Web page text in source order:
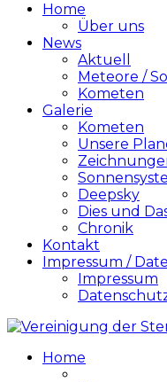
Home
Über uns
News
Aktuell
Meteore /
Kometen
Galerie
Kometen
Unsere
Deepsky
Dies und
Chronik
Kontakt
Impressum /
Impressum
Home